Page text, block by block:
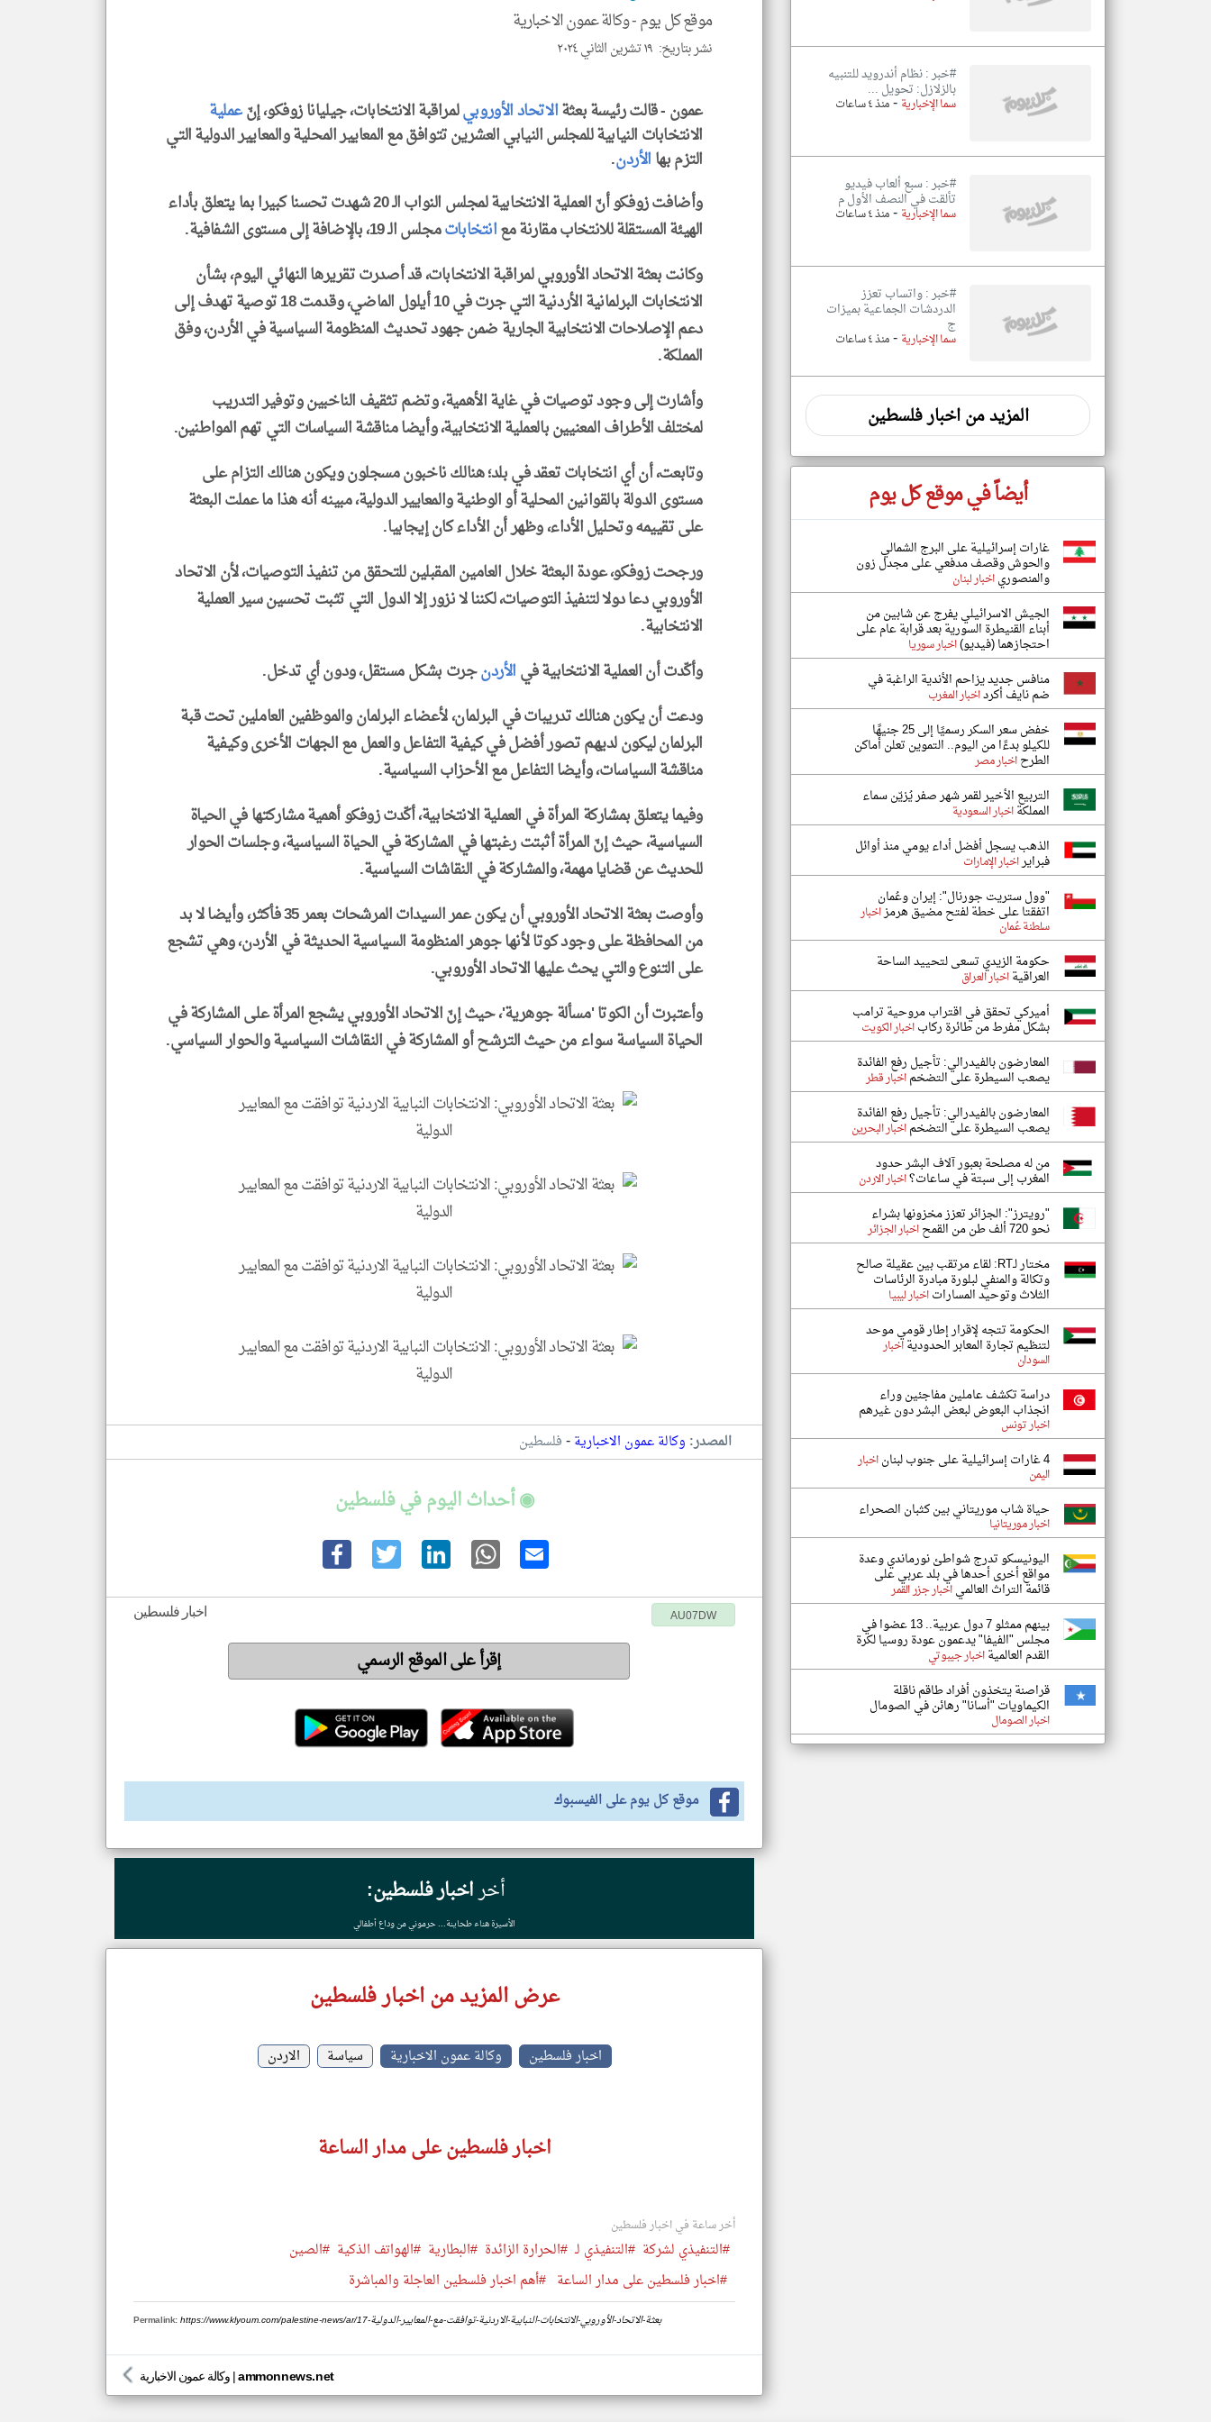
موقع كل يوم -وكالة عمون الاخبارية
نشر بتاريخ: ١٩ تشرين الثاني ٢٠٢٤
عمون - قالت رئيسة بعثةالاتحاد الأوروبيلمراقبة الانتخابات، جيليانا زوفكو، إنّعملية
الانتخابات النيابية للمجلس النيابي العشرين تتوافق مع المعايير المحلية والمعايير الدولية التي
التزم بهاالأردن.
وأضافت زوفكو أنّ العملية الانتخابية لمجلس النواب الـ 20 شهدت تحسنا كبيرا بما يتعلق بأداء
الهيئة المستقلة للانتخاب مقارنة معانتخاباتمجلس الـ 19، بالإضافة إلى مستوى الشفافية.
وكانت بعثة الاتحاد الأوروبي لمراقبة الانتخابات، قد أصدرت تقريرها النهائي اليوم، بشأن
الانتخابات البرلمانية الأردنية التي جرت في 10 أيلول الماضي، وقدمت 18 توصية تهدف إلى
دعم الإصلاحات الانتخابية الجارية ضمن جهود تحديث المنظومة السياسية في الأردن، وفق
المملكة.
وأشارت إلى وجود توصيات في غاية الأهمية، وتضم تثقيف الناخبين وتوفير التدريب
لمختلف الأطراف المعنيين بالعملية الانتخابية، وأيضا مناقشة السياسات التي تهم المواطنين.
وتابعت، أن أي انتخابات تعقد في بلد؛ هنالك ناخبون مسجلون ويكون هنالك التزام على
مستوى الدولة بالقوانين المحلية أو الوطنية والمعايير الدولية، مبينه أنه هذا ما عملت البعثة
على تقييمه وتحليل الأداء، وظهر أن الأداء كان إيجابيا.
ورجحت زوفكو، عودة البعثة خلال العامين المقبلين للتحقق من تنفيذ التوصيات، لأن الاتحاد
الأوروبي دعا دولا لتنفيذ التوصيات، لكننا لا نزور إلا الدول التي تثبت تحسين سير العملية
الانتخابية.
وأكّدت أن العملية الانتخابية فيالأردنجرت بشكل مستقل، ودون أي تدخل.
ودعت أن يكون هنالك تدريبات في البرلمان، لأعضاء البرلمان والموظفين العاملين تحت قبة
البرلمان ليكون لديهم تصور أفضل في كيفية التفاعل والعمل مع الجهات الأخرى وكيفية
مناقشة السياسات، وأيضا التفاعل مع الأحزاب السياسية.
وفيما يتعلق بمشاركة المرأة في العملية الانتخابية، أكّدت زوفكو أهمية مشاركتها في الحياة
السياسية، حيث إنّ المرأة أثبتت رغبتها في المشاركة في الحياة السياسية، وجلسات الحوار
للحديث عن قضايا مهمة، والمشاركة في النقاشات السياسية.
وأوصت بعثة الاتحاد الأوروبي أن يكون عمر السيدات المرشحات بعمر 35 فأكثر، وأيضا لا بد
من المحافظة على وجود كوتا لأنها جوهر المنظومة السياسية الحديثة في الأردن، وهي تشجع
على التنوع والتي يحث عليها الاتحاد الأوروبي.
وأعتبرت أن الكوتا 'مسألة جوهرية'، حيث إنّ الاتحاد الأوروبي يشجع المرأة على المشاركة في
الحياة السياسة سواء من حيث الترشح أو المشاركة في النقاشات السياسية والحوار السياسي.
المصدر: وكالة عمون الاخبارية-فلسطين
◉ أحداث اليوم في فلسطين
اخبار فلسطين AU07DW
إقرأ على الموقع الرسمي
موقع كل يوم على الفيسبوك
أخراخبار فلسطين:
الأسيرة هناء طحاينة... حرموني من وداع أطفالي
عرض المزيد من اخبار فلسطين
اخبار فلسطين وكالة عمون الاخبارية سياسة الاردن
اخبار فلسطين على مدار الساعة
أخر ساعة في اخبار فلسطين
#التنفيذي لشركة #التنفيذي لـ #الحرارة الزائدة #البطارية #الهواتف الذكية #الصين
#اخبار فلسطين على مدار الساعة #أهم اخبار فلسطين العاجلة والمباشرة
Permalink: https://www.klyoum.com/palestine-news/ar/17-بعثة-الاتحاد-الأوروبي-الانتخابات-النبابية-الاردنية-توافقت-مع-المعايير-الدولية
وكالة عمون الاخبارية |ammonnews.net
#خبر : نظام أندرويد للتنبيه
بالزلازل: تحويل ...
سما الإخبارية-منذ ٤ ساعات
#خبر : سبع ألعاب فيديو
تألقت في النصف الأول م
سما الإخبارية -منذ ٤ ساعات
#خبر : واتساب تعزز
الدردشات الجماعية بميزات
ج
سما الإخبارية -منذ ٤ ساعات
المزيد من اخبار فلسطين
أيضاً في موقع كل يوم
غارات إسرائيلية على البرج الشمالي
والحوش وقصف مدفعي على مجدل زون
والمنصورياخبار لبنان
الجيش الاسرائيلي يفرج عن شابين من
أبناء القنيطرة السورية بعد قرابة عام على
احتجازهما (فيديو)اخبار سوريا
منافس جديد يزاحم الأندية الراغبة في
ضم نايف أكرداخبار المغرب
خفض سعر السكر رسميًا إلى 25 جنيهًا
للكيلو بدءًا من اليوم.. التموين تعلن أماكن
الطرحاخبار مصر
التربيع الأخير لقمر شهر صفر يُزيّن سماء
المملكةاخبار السعودية
الذهب يسجل أفضل أداء يومي منذ أوائل
فبرايراخبار الإمارات
"وول ستريت جورنال": إيران وعُمان
اتفقتا على خطة لفتح مضيق هرمزاخبار
سلطنة عُمان
حكومة الزيدي تسعى لتحييد الساحة
العراقيةاخبار العراق
أميركي تحقق في اقتراب مروحية ترامب
بشكل مفرط من طائرة ركاباخبار الكويت
المعارضون بالفيدرالي: تأجيل رفع الفائدة
يصعب السيطرة على التضخماخبار قطر
المعارضون بالفيدرالي: تأجيل رفع الفائدة
يصعب السيطرة على التضخماخبار البحرين
من له مصلحة بعبور آلاف البشر حدود
المغرب إلى سبتة في ساعات؟اخبار الاردن
"رويترز": الجزائر تعزز مخزونها بشراء
نحو 720 ألف طن من القمح اخبار الجزائر
مختار لـRT: لقاء مرتقب بين عقيلة صالح
وتكالة والمنفي لبلورة مبادرة الرئاسات
الثلاث وتوحيد المساراتاخبار ليبيا
الحكومة تتجه لإقرار إطار قومي موحد
لتنظيم تجارة المعابر الحدوديةاخبار
السودان
دراسة تكشف عاملين مفاجئين وراء
انجذاب البعوض لبعض البشر دون غيرهم
اخبار تونس
4 غارات إسرائيلية على جنوب لبنان اخبار
اليمن
حياة شاب موريتاني بين كثبان الصحراء
اخبار موريتانيا
اليونيسكو تدرج شواطئ نورماندي وعدة
مواقع أخرى أحدها في بلد عربي على
قائمة التراث العالمياخبار جزر القمر
بينهم ممثلو 7 دول عربية.. 13 عضوا في
مجلس "الفيفا" يدعمون عودة روسيا لكرة
القدم العالميةاخبار جيبوتي
قراصنة يتخذون أفراد طاقم ناقلة
الكيماويات "أسانا" رهائن في الصومال
اخبار الصومال
klyoum.com